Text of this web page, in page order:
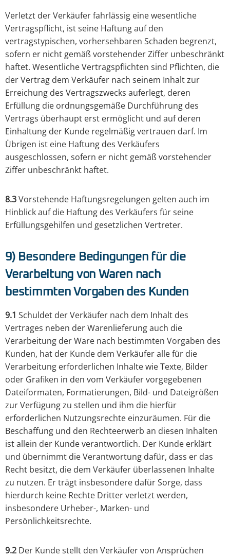
Verletzt der Verkäufer fahrlässig eine wesentliche
Vertragspflicht, ist seine Haftung auf den
vertragstypischen, vorhersehbaren Schaden begrenzt,
sofern er nicht gemäß vorstehender Ziffer unbeschränkt
haftet. Wesentliche Vertragspflichten sind Pflichten, die
der Vertrag dem Verkäufer nach seinem Inhalt zur
Erreichung des Vertragszwecks auferlegt, deren
Erfüllung die ordnungsgemäße Durchführung des
Vertrags überhaupt erst ermöglicht und auf deren
Einhaltung der Kunde regelmäßig vertrauen darf. Im
Übrigen ist eine Haftung des Verkäufers
ausgeschlossen, sofern er nicht gemäß vorstehender
Ziffer unbeschränkt haftet.
8.3Vorstehende Haftungsregelungen gelten auch im
Hinblick auf die Haftung des Verkäufers für seine
Erfüllungsgehilfen und gesetzlichen Vertreter.
9) Besondere Bedingungen für die
Verarbeitung von Waren nach
bestimmten Vorgaben des Kunden
9.1 Schuldet der Verkäufer nach dem Inhalt des
Vertrages neben der Warenlieferung auch die
Verarbeitung der Ware nach bestimmten Vorgaben des
Kunden, hat der Kunde dem Verkäufer alle für die
Verarbeitung erforderlichen Inhalte wie Texte, Bilder
oder Grafiken in den vom Verkäufer vorgegebenen
Dateiformaten, Formatierungen, Bild- und Dateigrößen
zur Verfügung zu stellen und ihm die hierfür
erforderlichen Nutzungsrechte einzuräumen. Für die
Beschaffung und den Rechteerwerb an diesen Inhalten
ist allein der Kunde verantwortlich. Der Kunde erklärt
und übernimmt die Verantwortung dafür, dass er das
Recht besitzt, die dem Verkäufer überlassenen Inhalte
zu nutzen. Er trägt insbesondere dafür Sorge, dass
hierdurch keine Rechte Dritter verletzt werden,
insbesondere Urheber-, Marken- und
Persönlichkeitsrechte.
9.2 Der Kunde stellt den Verkäufer von Ansprüchen